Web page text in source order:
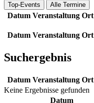
Top-Events
Alle Termine
Datum Veranstaltung Ort
Datum Veranstaltung Ort
Suchergebnis
Datum Veranstaltung Ort
Keine Ergebnisse gefunden
Datum